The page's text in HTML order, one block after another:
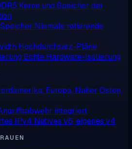
Kerne und Speicher der
Niemals rotierende
Hochdurchsatz-Pläne
Echte Hardware-Isolierung
Europa, Naher Osten,
integriert
IPv4 Natives v6, eigenes v4